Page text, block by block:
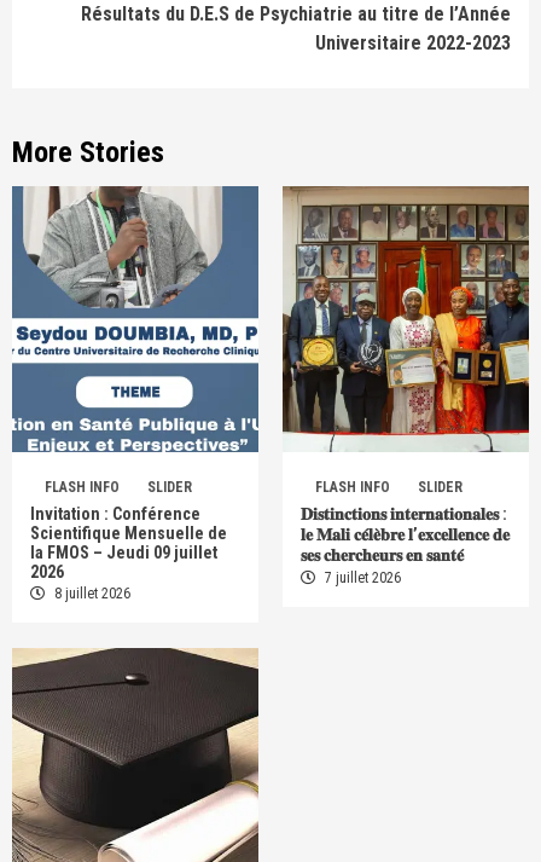
Résultats du D.E.S de Psychiatrie au titre de l’Année
Universitaire 2022-2023
More Stories
FLASH INFO SLIDER
Invitation : Conférence
Scientifique Mensuelle de
la FMOS – Jeudi 09 juillet
2026
8 juillet 2026
FLASH INFO SLIDER
𝐃𝐢𝐬𝐭𝐢𝐧𝐜𝐭𝐢𝐨𝐧𝐬 𝐢𝐧𝐭𝐞𝐫𝐧𝐚𝐭𝐢𝐨𝐧𝐚𝐥𝐞𝐬 :
𝐥𝐞 𝐌𝐚𝐥𝐢 𝐜𝐞́𝐥𝐞̀𝐛𝐫𝐞 𝐥’𝐞𝐱𝐜𝐞𝐥𝐥𝐞𝐧𝐜𝐞 𝐝𝐞
𝐬𝐞𝐬 𝐜𝐡𝐞𝐫𝐜𝐡𝐞𝐮𝐫𝐬 𝐞𝐧 𝐬𝐚𝐧𝐭𝐞́
7 juillet 2026